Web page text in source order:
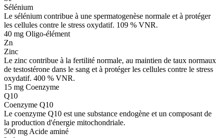
Sélénium
Le sélénium contribue à une spermatogenèse normale et à protéger
les cellules contre le stress oxydatif. 109 % VNR.
40 mg Oligo-élément
Zn
Zinc
Le zinc contribue à la fertilité normale, au maintien de taux normaux
de testostérone dans le sang et à protéger les cellules contre le stress
oxydatif. 400 % VNR.
15 mg Coenzyme
Q10
Coenzyme Q10
Le coenzyme Q10 est une substance endogène et un composant de
la production d'énergie mitochondriale.
500 mg Acide aminé